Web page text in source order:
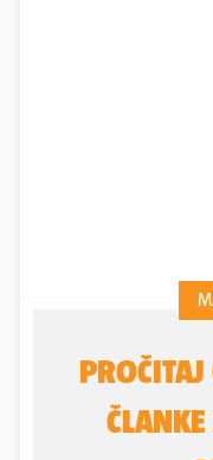
KBC Zagreb, u
međunarodnog
društva dijetetičara